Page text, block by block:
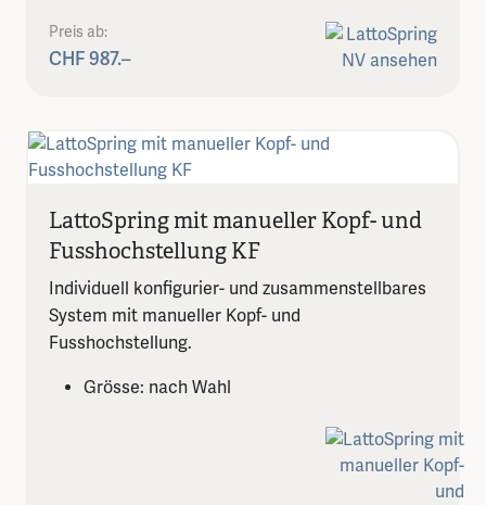
Preis ab:
CHF 987.–
LattoSpring mit manueller Kopf- und
Fusshochstellung KF
Individuell konfigurier- und zusammenstellbares
System mit manueller Kopf- und
Fusshochstellung.
Grösse: nach Wahl